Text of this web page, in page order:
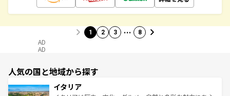
1 2 3 … 8
AD
AD
人気の国と地域から探す
イタリア